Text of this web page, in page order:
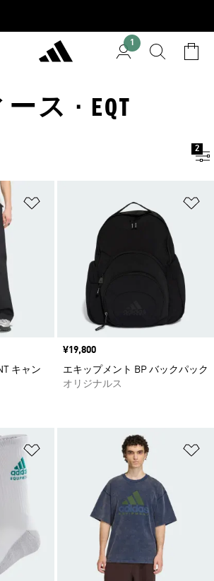
1
ス · EQT
2
ほしいものリストに追加
キャン
価格
¥19,800
エキップメント BP バックパック
オリジナルス
ほしいものリストに追加